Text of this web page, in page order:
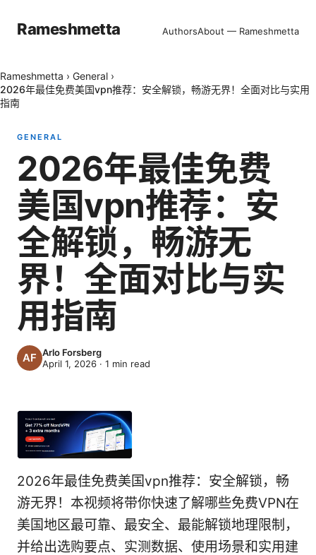
Rameshmetta AuthorsAbout — Rameshmetta
Rameshmetta › General ›
2026年最佳免费美国vpn推荐：安全解锁，畅游无界！全面对比与实用
指南
GENERAL
2026年最佳免费
美国vpn推荐：安
全解锁，畅游无
界！全面对比与实
用指南
Arlo Forsberg
April 1, 2026 · 1 min read
2026年最佳免费美国vpn推荐：安全解锁，畅
游无界！本视频将带你快速了解哪些免费VPN在
美国地区最可靠、最安全、最能解锁地理限制，
并给出选购要点、实测数据、使用场景和实用建